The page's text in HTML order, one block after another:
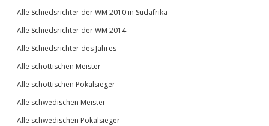
Alle Schiedsrichter der WM 2010 in Südafrika
Alle Schiedsrichter der WM 2014
Alle Schiedsrichter des Jahres
Alle schottischen Meister
Alle schottischen Pokalsieger
Alle schwedischen Meister
Alle schwedischen Pokalsieger